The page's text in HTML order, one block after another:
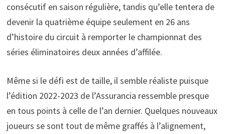
consécutif en saison régulière, tandis qu’elle tentera de
devenir la quatrième équipe seulement en 26 ans
d’histoire du circuit à remporter le championnat des
séries éliminatoires deux années d’affilée.
Même si le défi est de taille, il semble réaliste puisque
l’édition 2022-2023 de l’Assurancia ressemble presque
en tous points à celle de l’an dernier. Quelques nouveaux
joueurs se sont tout de même graffés à l’alignement,